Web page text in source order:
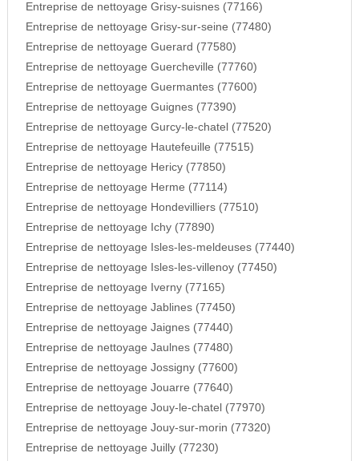
Entreprise de nettoyage Grisy-suisnes (77166)
Entreprise de nettoyage Grisy-sur-seine (77480)
Entreprise de nettoyage Guerard (77580)
Entreprise de nettoyage Guercheville (77760)
Entreprise de nettoyage Guermantes (77600)
Entreprise de nettoyage Guignes (77390)
Entreprise de nettoyage Gurcy-le-chatel (77520)
Entreprise de nettoyage Hautefeuille (77515)
Entreprise de nettoyage Hericy (77850)
Entreprise de nettoyage Herme (77114)
Entreprise de nettoyage Hondevilliers (77510)
Entreprise de nettoyage Ichy (77890)
Entreprise de nettoyage Isles-les-meldeuses (77440)
Entreprise de nettoyage Isles-les-villenoy (77450)
Entreprise de nettoyage Iverny (77165)
Entreprise de nettoyage Jablines (77450)
Entreprise de nettoyage Jaignes (77440)
Entreprise de nettoyage Jaulnes (77480)
Entreprise de nettoyage Jossigny (77600)
Entreprise de nettoyage Jouarre (77640)
Entreprise de nettoyage Jouy-le-chatel (77970)
Entreprise de nettoyage Jouy-sur-morin (77320)
Entreprise de nettoyage Juilly (77230)